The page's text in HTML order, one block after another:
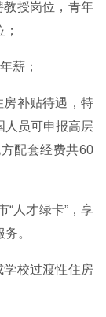
教授岗位，青年
薪；
房补贴待遇，特
人员可申报高层
配套经费共60
“人才绿卡”，享
。
学校过渡性住房